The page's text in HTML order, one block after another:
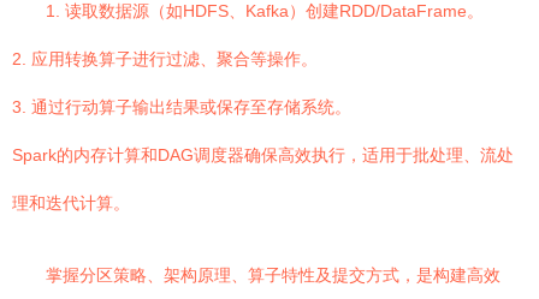
1. 读取数据源（如HDFS、Kafka）创建RDD/DataFrame。
2. 应用转换算子进行过滤、聚合等操作。
3. 通过行动算子输出结果或保存至存储系统。
Spark的内存计算和DAG调度器确保高效执行，适用于批处理、流处
理和迭代计算。
掌握分区策略、架构原理、算子特性及提交方式，是构建高效